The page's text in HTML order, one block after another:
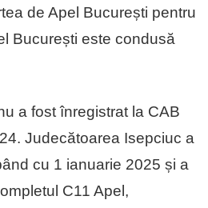
de Apel București pentru
București este condusă
a fost înregistrat la CAB
Judecătoarea Isepciuc a
cu 1 ianuarie 2025 și a
C11 Apel,